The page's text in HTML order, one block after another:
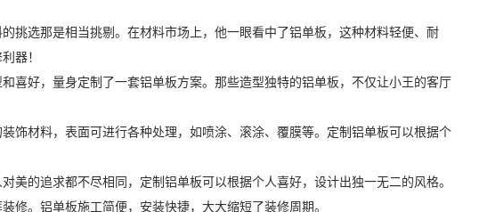
挑选那是相当挑剔。在材料市场上，他一眼看中了铝单板，这种材料轻便、耐
器！
喜好，量身定制了一套铝单板方案。那些造型独特的铝单板，不仅让小王的客厅
饰材料，表面可进行各种处理，如喷涂、滚涂、覆膜等。定制铝单板可以根据个
美的追求都不尽相同，定制铝单板可以根据个人喜好，设计出独一无二的风格。
修。铝单板施工简便，安装快捷，大大缩短了装修周期。